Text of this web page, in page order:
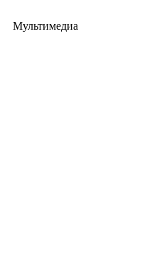
Мультимедиа